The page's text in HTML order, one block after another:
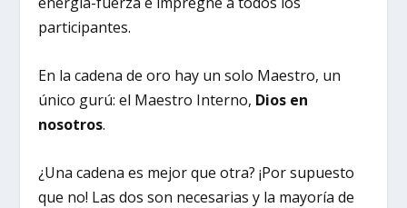
participantes.
En la cadena de oro hay un solo Maestro, un
único gurú: el Maestro Interno, Dios en
nosotros.
¿Una cadena es mejor que otra? ¡Por supuesto
que no! Las dos son necesarias y la mayoría de